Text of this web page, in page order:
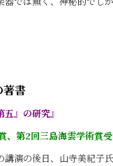
著書
五』の研究』
、第2回三島海雲学術賞
演の後日、山寺美紀子